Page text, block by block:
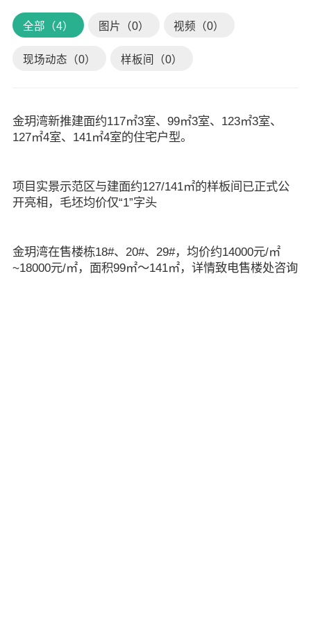
全部（4） 图片（0） 视频（0）
现场动态（0） 样板间（0）
金玥湾新推建面约117㎡3室、99㎡3室、123㎡3室、
127㎡4室、141㎡4室的住宅户型。
项目实景示范区与建面约127/141㎡的样板间已正式公
开亮相，毛坯均价仅“1”字头
金玥湾在售楼栋18#、20#、29#，均价约14000元/㎡
~18000元/㎡，面积99㎡～141㎡，详情致电售楼处咨询